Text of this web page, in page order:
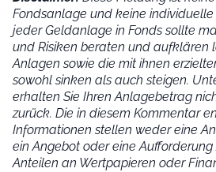
Fondsanlage und keine
jeder Geldanlage in Fonds sollte
und Risiken beraten und aufklären
Anlagen sowie die mit ihnen
sowohl sinken als auch steigen.
erhalten Sie Ihren Anlagebetrag
zurück. Die in diesem Kommentar
Informationen stellen weder eine
ein Angebot oder eine
Anteilen an Wertpapieren oder